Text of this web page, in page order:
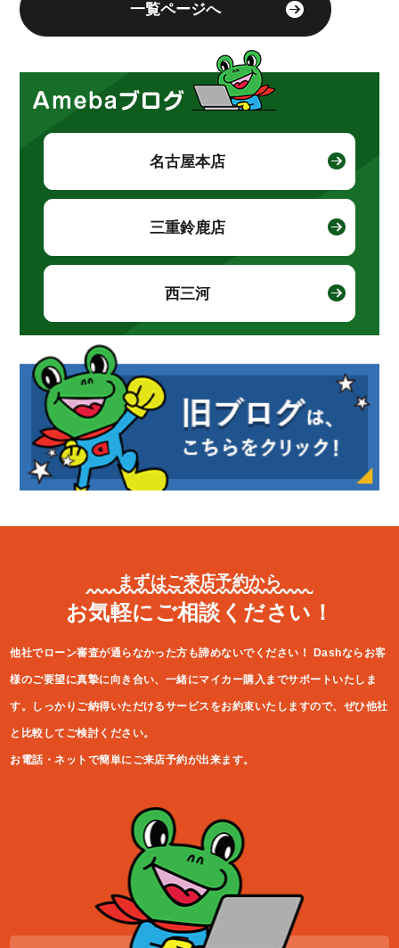
一覧ページへ
名古屋本店
三重鈴鹿店
西三河
まずはご来店予約から
お気軽にご相談ください！
他社でローン審査が通らなかった方も諦めないでください！ Dashならお客
様のご要望に真摯に向き合い、一緒にマイカー購入ま でサポートいたしま
す。しっかりご納得いただけるサービスをお約束いたしますので、ぜひ他社
と比較してご検討ください。
お電話・ネットで簡単にご来店予約が出来ます。